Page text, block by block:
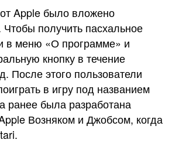
Apple было вложено
получить пасхальное
в меню «О программе» и
кнопку в течение
После этого пользователи
в игру под названием
ранее была разработана
Возняком и Джобсом, когда